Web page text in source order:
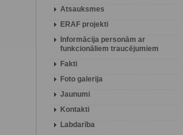
Atsauksmes
ERAF projekti
Informācija personām ar
funkcionāliem traucējumiem
Fakti
Foto galerija
Jaunumi
Kontakti
Labdarība